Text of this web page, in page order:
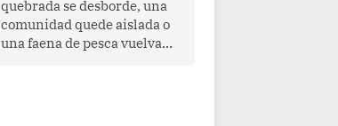
quebrada se desborde, una
comunidad quede aislada o
una faena de pesca vuelva